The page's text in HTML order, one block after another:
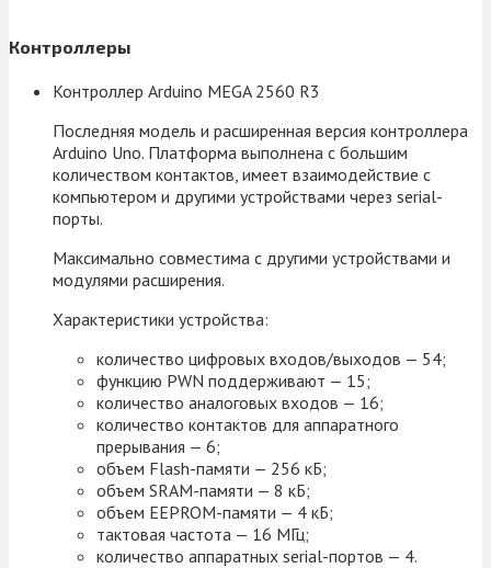
Контроллеры
Контроллер Arduino MEGA 2560 R3
Последняя модель и расширенная версия контроллера
Arduino Uno. Платформа выполнена с большим
количеством контактов, имеет взаимодействие с
компьютером и другими устройствами через serial-
порты.
Максимально совместима с другими устройствами и
модулями расширения.
Характеристики устройства:
количество цифровых входов/выходов — 54;
функцию PWN поддерживают — 15;
количество аналоговых входов — 16;
количество контактов для аппаратного
прерывания — 6;
объем Flash-памяти — 256 кБ;
объем SRAM-памяти — 8 кБ;
объем EEPROM-памяти — 4 кБ;
тактовая частота — 16 МГц;
количество аппаратных serial-портов — 4.